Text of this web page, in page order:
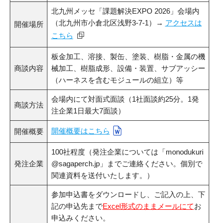
貸研修室
貸研究開発室
貸出図書・DVD
開催場所
北九州メッセ「課題解決EXPO 2026」会場内
（北九州市小倉北区浅野3-7-1）→ アクセスは
こちら
商談内容
板金加工、溶接、製缶、塗装、樹脂・金属の機
械加工、樹脂成形、設備・装置、サブアッシー
（ハーネスを含むモジュールの組立）等
商談方法
会場内にて対面式面談（1社面談約25分。1発
注企業1日最大7面談）
開催概要 開催概要はこちら
発注企業
100社程度（発注企業については「monodukuri
@sagaperch.jp」までご連絡ください。個別で
関連資料を送付いたします。）
参加申込書をダウンロードし、ご記入の上、下
記の申込先までExcel形式のままメールにてお
申込みください。